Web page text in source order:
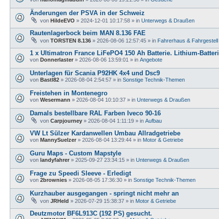
Änderungen der PSVA in der Schweiz
von HildeEVO » 2024-12-01 10:17:58 » in Unterwegs & Draußen
Rautenlagerbock beim MAN 8.136 FAE
von TORSTEN 8.136 » 2026-08-06 12:57:45 » in Fahrerhaus & Fahrgestell
1 x Ultimatron France LiFePO4 150 Ah Batterie. Lithium-
von Donnerlaster » 2026-08-06 13:59:01 » in Angebote
Unterlagen für Scania P92HK 4x4 und Dsc9
von Bastl82 » 2026-08-04 2:54:57 » in Sonstige Technik-Themen
Freistehen in Montenegro
von Wesermann » 2026-08-04 10:10:37 » in Unterwegs & Draußen
Damals bestellbare RAL Farben Iveco 90-16
von Carpjourney » 2026-08-04 1:11:19 » in Aufbau
VW Lt Sülzer Kardanwellen Umbau Allradgetriebe
von MannySuelzer » 2026-08-04 13:29:44 » in Motor & Getriebe
Guru Maps - Custom Mapstyle
von landyfahrer » 2025-09-27 23:34:15 » in Unterwegs & Draußen
Frage zu Speedi Sleeve - Erledigt
von 2brownies » 2026-08-05 17:36:30 » in Sonstige Technik-Themen
Kurzhauber ausgegangen - springt nicht mehr an
von JRHeld » 2026-07-29 15:38:37 » in Motor & Getriebe
Deutzmotor BF6L913C (192 PS) gesucht.